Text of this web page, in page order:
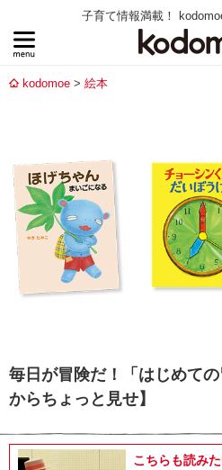
子育て情報満載！
kodomoe 絵本
毎日が冒険だ！「はじめて
からちょっと見せ】
こちらも読み